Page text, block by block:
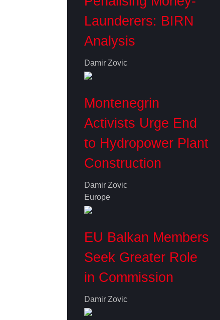
Launderers: BIRN
Analysis
Damir Zovic
Montenegrin
Activists Urge End
to Hydropower Plant
Construction
Damir Zovic
Europe
EU Balkan Members
Seek Greater Role
in Commission
Damir Zovic